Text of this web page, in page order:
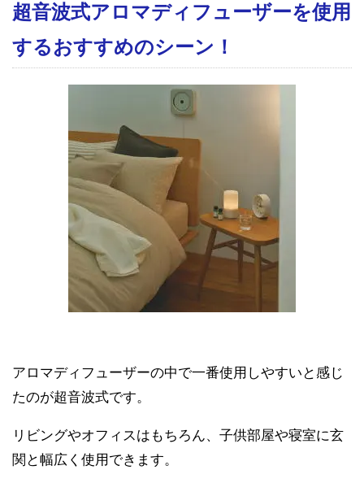
超音波式アロマディフューザーを使用
するおすすめのシーン！
アロマディフューザーの中で一番使用しやすいと感じ
たのが超音波式です。
リビングやオフィスはもちろん、子供部屋や寝室に玄
関と幅広く使用できます。